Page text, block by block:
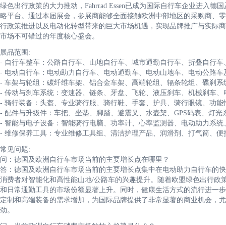
绿色出行政策的大力推动，Fahrrad Essen已成为国际自行车企业进入德
略平台。通过本届展会，参展商能够全面接触欧洲中部地区的采购商、
行政策推进以及电动化转型带来的巨大市场机遇，实现品牌推广与实际
市场不可错过的年度核心盛会。
展品范围:
- 自行车整车：公路自行车、山地自行车、城市通勤自行车、折叠自行
- 电动自行车：电动助力自行车、电动通勤车、电动山地车、电动公路
- 车架与轮组：碳纤维车架、铝合金车架、高端轮组、辐条轮组、碟刹
- 传动与刹车系统：变速器、链条、牙盘、飞轮、液压刹车、机械刹车
- 骑行装备：头盔、专业骑行服、骑行鞋、手套、护具、骑行眼镜、功
- 配件与升级件：车把、坐垫、脚踏、避震叉、水壶架、GPS码表、灯
- 智能与电子设备：智能骑行电脑、功率计、心率监测器、电动助力系
- 维修保养工具：专业维修工具组、清洁护理产品、润滑剂、打气筒、
常见问题:
问：德国及欧洲自行车市场当前的主要增长点在哪里？
答：德国及欧洲自行车市场当前的主要增长点集中在电动助力自行车的
消费者对智能化和高性能山地/公路车的兴趣提升。随着欧盟绿色出行
和日常通勤工具的市场份额显著上升。同时，健康生活方式的流行进一
定制和高端装备的需求增加，为国际品牌提供了非常显著的商业机会，
劲。